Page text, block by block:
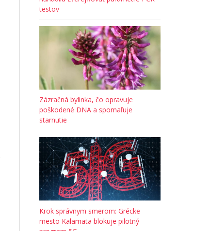
testov
Zázračná bylinka, čo opravuje
poškodené DNA a spomaľuje
starnutie
Krok správnym smerom: Grécke
mesto Kalamata blokuje pilotný